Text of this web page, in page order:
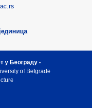
у Београду -
of Belgrade